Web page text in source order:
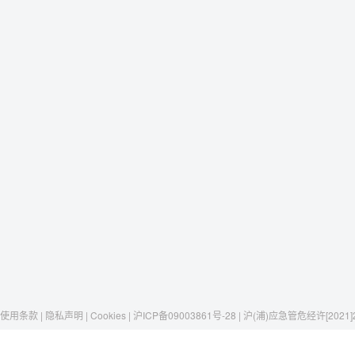
使用条款 | 隐私声明 | Cookies | 沪ICP备09003861号-28 | 沪(浦)应急管危经许